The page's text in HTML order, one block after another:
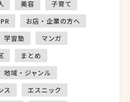
美容
子育て
PR
お店・企業の方へ
学習塾
マンガ
まとめ
地域・ジャンル
ス
エスニック